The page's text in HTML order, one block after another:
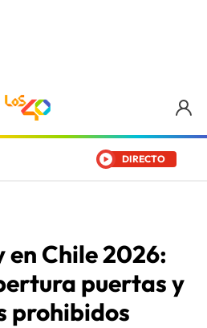
DIRECTO
en Chile 2026:
puertas y
prohibidos